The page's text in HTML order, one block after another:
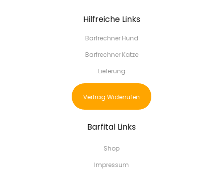
Hilfreiche Links
Barfrechner Hund
Barfrechner Katze
Lieferung
Vertrag Widerrufen
Barfital Links
Shop
Impressum